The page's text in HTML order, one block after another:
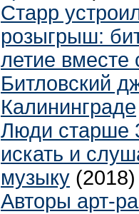
Старр
розыгрыш:
летие вместе
Битловский
Калининграде
Люди старше
искать и
музыку (2018)
Авторы арт-